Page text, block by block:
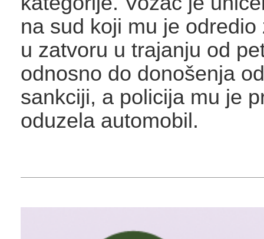
na sud koji mu je odredio
u zatvoru u trajanju od
odnosno do donošenja
sankciji, a policija mu je
oduzela automobil.